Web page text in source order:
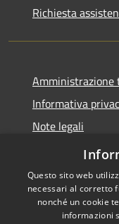
Richiesta
Amministrazione
Informativa
Note legali
Dichiarazione di
Questo sito web
necessari al corretto
nonché un cookie
informazioni